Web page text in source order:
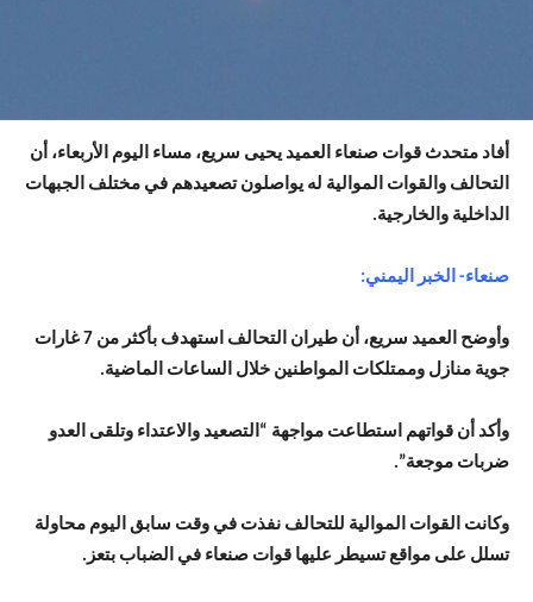
أفاد متحدث قوات صنعاء العميد يحيى سريع، مساء اليوم الأربعاء، أن
التحالف والقوات الموالية له يواصلون تصعيدهم في مختلف الجبهات
الداخلية والخارجية.
صنعاء- الخبر اليمني:
وأوضح العميد سريع، أن طيران التحالف استهدف بأكثر من 7 غارات
جوية منازل وممتلكات المواطنين خلال الساعات الماضية.
وأكد أن قواتهم استطاعت مواجهة “التصعيد والاعتداء وتلقى العدو
ضربات موجعة”.
وكانت القوات الموالية للتحالف نفذت في وقت سابق اليوم محاولة
تسلل على مواقع تسيطر عليها قوات صنعاء في الضباب بتعز.